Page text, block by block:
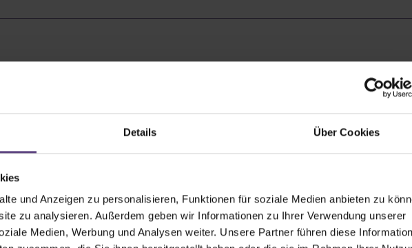
Details Über Cookies
und Anzeigen zu personalisieren, Funktionen für soziale Medien anbieten zu
zu analysieren. Außerdem geben wir Informationen zu Ihrer Verwendung unserer
Medien, Werbung und Analysen weiter. Unsere Partner führen diese